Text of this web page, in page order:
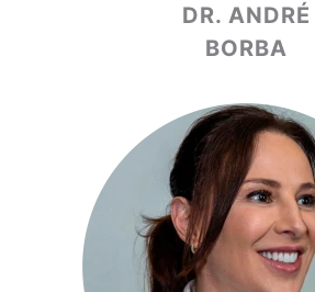
DR. ANDRÉ
BORBA